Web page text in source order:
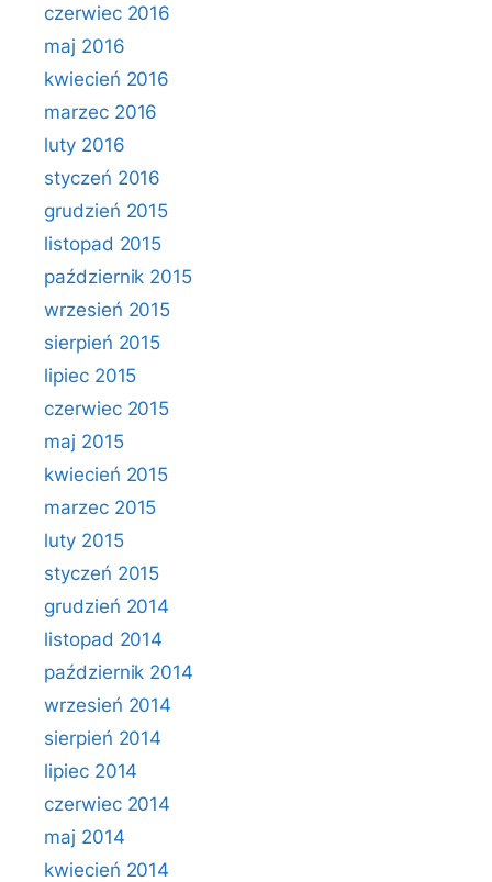
czerwiec 2016
maj 2016
kwiecień 2016
marzec 2016
luty 2016
styczeń 2016
grudzień 2015
listopad 2015
październik 2015
wrzesień 2015
sierpień 2015
lipiec 2015
czerwiec 2015
maj 2015
kwiecień 2015
marzec 2015
luty 2015
styczeń 2015
grudzień 2014
listopad 2014
październik 2014
wrzesień 2014
sierpień 2014
lipiec 2014
czerwiec 2014
maj 2014
kwiecień 2014